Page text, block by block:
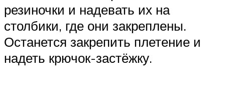
резиночки и надевать их на
столбики, где они закреплены.
Останется закрепить плетение и
надеть крючок-застёжку.